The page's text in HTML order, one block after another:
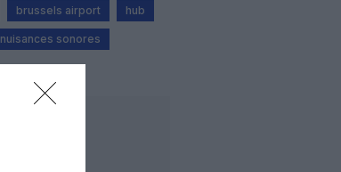
brussels airport hub
nuisances sonores